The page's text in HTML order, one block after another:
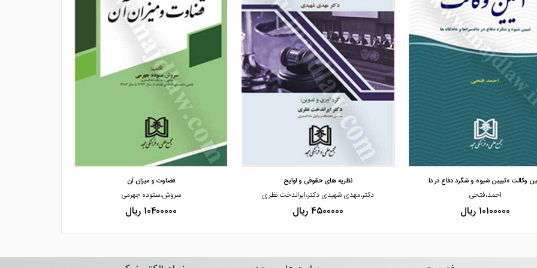
مشاهده و خرید
وکالت «تبیین شیوه و شگرد دفاع در دا
احمد،فتحی
۱۰۱۰۰۰۰۰ ریال
مشاهده و خرید
نظریه های حقوقی و لوایح
دکتر،مهدی شهیدی دکتر،ایراندخت نظری
۴۵۰۰۰۰۰ ریال
قضاوت و میزان آن
سروش،ستوده جهرمی
۱۰۴۰۰۰۰۰ ریال